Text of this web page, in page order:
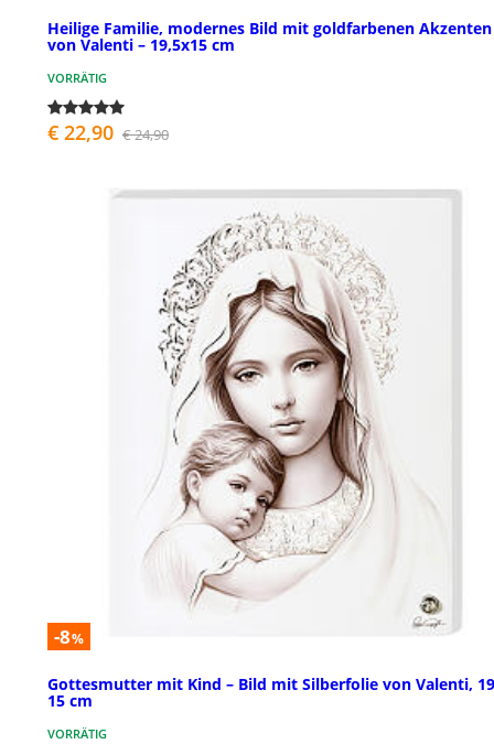
Heilige Familie, modernes Bild mit goldfarbenen Akzenten
von Valenti – 19,5x15 cm
VORRÄTIG
€ 22,90 € 24,90
-8%
Gottesmutter mit Kind – Bild mit Silberfolie von Valenti,
15 cm
VORRÄTIG